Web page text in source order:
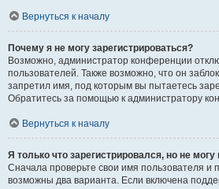
Вернуться к началу
Почему я не могу зарегистрироваться?
Возможно, администратор конференции
пользователей. Также возможно, что он
запретил имя, под которым вы пытаетесь
Обратитесь за помощью к администратору
Вернуться к началу
Я только что зарегистрировался, но не могу
Сначала проверьте свои имя пользователя и
возможны два варианта. Если включена